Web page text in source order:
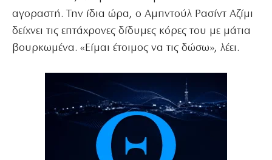
αγοραστή. Την ίδια ώρα, ο Αμπντούλ Ρασίντ Αζίμι
δείχνει τις επτάχρονες δίδυμες κόρες του με μάτια
βουρκωμένα. «Είμαι έτοιμος να τις δώσω», λέει.